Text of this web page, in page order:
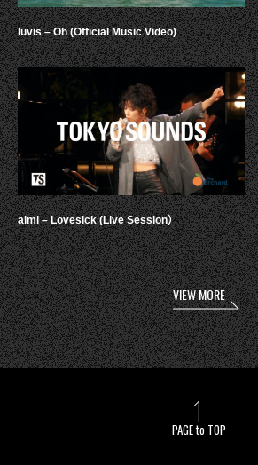
luvis – Oh (Official Music Video)
aimi – Lovesick (Live Session）
VIEW MORE
PAGE to TOP